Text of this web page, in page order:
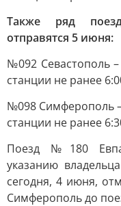
Также ряд
отправятся 5 июня:
№092 Севастополь
станции не ранее
№098 Симферополь
станции не ранее
Поезд №180
указанию
сегодня, 4 июня,
Симферополь до